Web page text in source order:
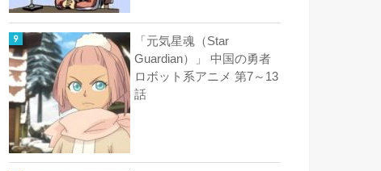
「元気星魂（Star
Guardian）」 中国の勇者
ロボット系アニメ 第7～13
話